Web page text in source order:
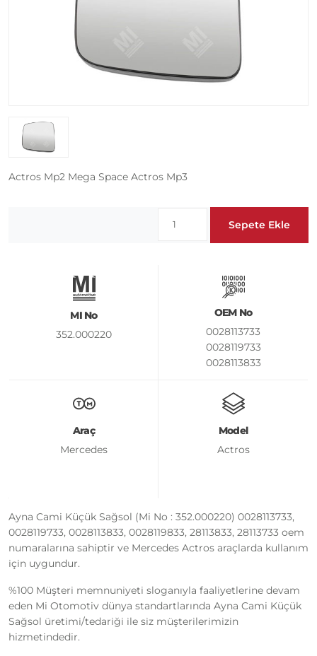
Actros Mp2 Mega Space Actros Mp3
Sepete Ekle
MI No
352.000220
OEM No
0028113733
0028119733
0028113833
28113833
28113733
Araç
Mercedes
Model
Actros
Ayna Cami Küçük Sağsol (Mi No : 352.000220) 0028113733,
0028119733, 0028113833, 0028119833, 28113833, 28113733 oem
numaralarına sahiptir ve Mercedes Actros araçlarda kullanım
için uygundur.
%100 Müşteri memnuniyeti sloganıyla faaliyetlerine devam
eden Mi Otomotiv dünya standartlarında Ayna Cami Küçük
Sağsol üretimi/tedariği ile siz müşterilerimizin
hizmetindedir.